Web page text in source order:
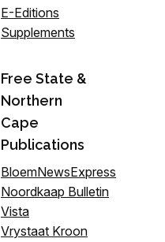
E-Editions
Supplements
Free State &
Northern
Cape
Publications
BloemNewsExpress
Noordkaap Bulletin
Vista
Vrystaat Kroon